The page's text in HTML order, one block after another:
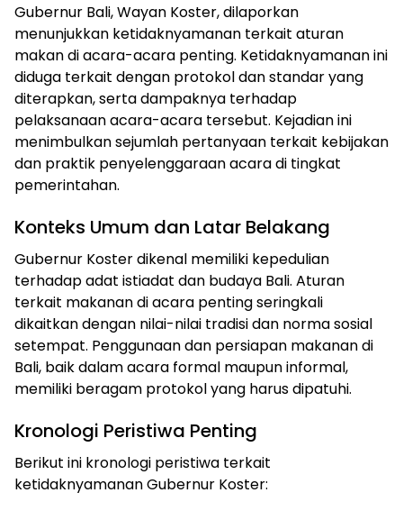
Gubernur Bali, Wayan Koster, dilaporkan
menunjukkan ketidaknyamanan terkait aturan
makan di acara-acara penting. Ketidaknyamanan ini
diduga terkait dengan protokol dan standar yang
diterapkan, serta dampaknya terhadap
pelaksanaan acara-acara tersebut. Kejadian ini
menimbulkan sejumlah pertanyaan terkait kebijakan
dan praktik penyelenggaraan acara di tingkat
pemerintahan.
Konteks Umum dan Latar Belakang
Gubernur Koster dikenal memiliki kepedulian
terhadap adat istiadat dan budaya Bali. Aturan
terkait makanan di acara penting seringkali
dikaitkan dengan nilai-nilai tradisi dan norma sosial
setempat. Penggunaan dan persiapan makanan di
Bali, baik dalam acara formal maupun informal,
memiliki beragam protokol yang harus dipatuhi.
Kronologi Peristiwa Penting
Berikut ini kronologi peristiwa terkait
ketidaknyamanan Gubernur Koster: